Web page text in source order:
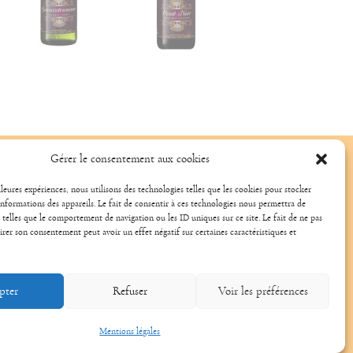
Gérer le consentement aux cookies
expériences, nous utilisons des technologies telles que les cookies pour stocker
des appareils. Le fait de consentir à ces technologies nous permettra de
que le comportement de navigation ou les ID uniques sur ce site. Le fait de ne pas
son consentement peut avoir un effet négatif sur certaines caractéristiques et
Refuser Voir les préférences
Mentions légales
détails)
détails)